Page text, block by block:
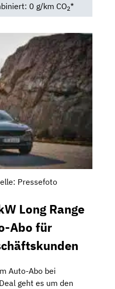
0 g/km CO2*
Pressefoto
Long Range
Abo für
Auto-Abo bei
geht es um den